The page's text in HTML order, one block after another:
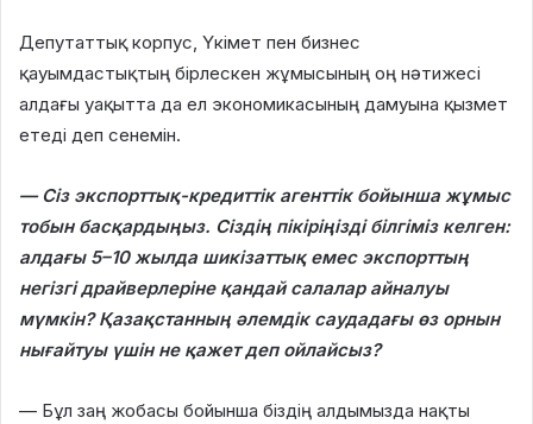
Депутаттық корпус, Үкімет пен бизнес
қауымдастықтың бірлескен жұмысының оң нәтижесі
алдағы уақытта да ел экономикасының дамуына қызмет
етеді деп сенемін.
— Сіз экспорттық-кредиттік агенттік бойынша жұмыс
тобын басқардыңыз. Сіздің пікіріңізді білгіміз келген:
алдағы 5–10 жылда шикізаттық емес экспорттың
негізгі драйверлеріне қандай салалар айналуы
мүмкін? Қазақстанның әлемдік саудадағы өз орнын
нығайтуы үшін не қажет деп ойлайсыз?
— Бұл заң жобасы бойынша біздің алдымызда нақты